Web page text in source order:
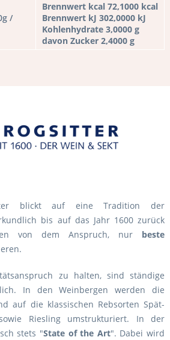
/
Brennwert kcal 72,1000 kcal
Brennwert kJ 302,0000 kJ
Kohlenhydrate 3,0000 g
davon Zucker 2,4000 g
blickt auf eine Tradition der
bis auf das Jahr 1600 zurück
von dem Anspruch, nur beste
zu halten, sind ständige
In den Weinbergen werden die
auf die klassischen Rebsorten Spät-
Riesling umstrukturiert. In der
stets "State of the Art". Dabei wird